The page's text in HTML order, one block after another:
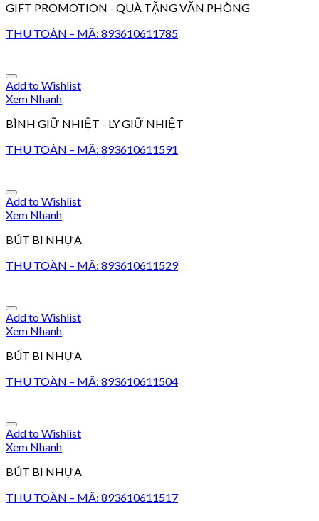
GIFT PROMOTION - QUÀ TẶNG VĂN PHÒNG
THU TOÀN – MÃ: 893610611785
Add to Wishlist
Xem Nhanh
BÌNH GIỮ NHIỆT - LY GIỮ NHIỆT
THU TOÀN – MÃ: 893610611591
Add to Wishlist
Xem Nhanh
BÚT BI NHỰA
THU TOÀN – MÃ: 893610611529
Add to Wishlist
Xem Nhanh
BÚT BI NHỰA
THU TOÀN – MÃ: 893610611504
Add to Wishlist
Xem Nhanh
BÚT BI NHỰA
THU TOÀN – MÃ: 893610611517